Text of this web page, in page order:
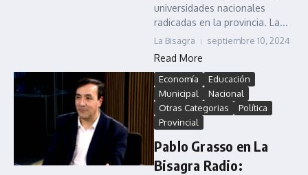
universidades nacionales
radicadas en la provincia. La...
La Bisagra septiembre 10, 2024
Read More
Economía
Educación
Municipal
Nacional
Otras Categorias
Política
Provincial
Pablo Grasso en La
Bisagra Radio: